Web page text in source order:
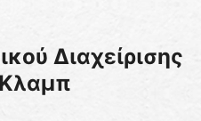
Διαχείρισης